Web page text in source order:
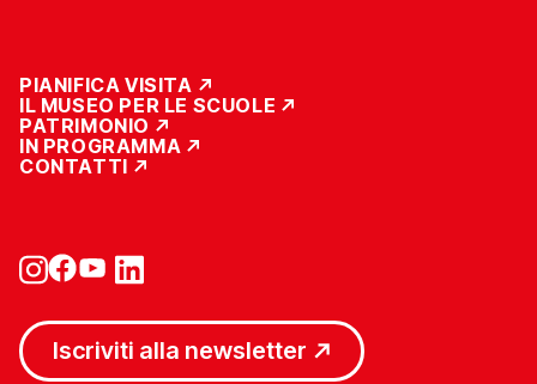
PIANIFICA VISITA
IL MUSEO PER LE SCUOLE
PATRIMONIO
IN PROGRAMMA
CONTATTI
Iscriviti alla newsletter